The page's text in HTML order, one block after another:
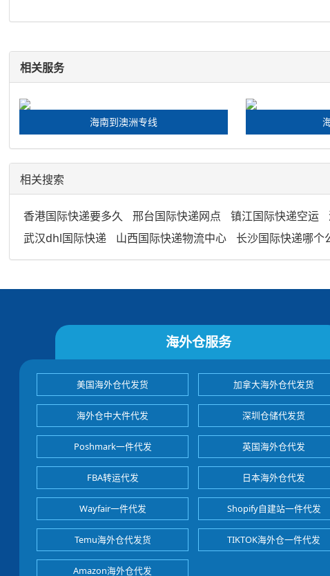
相关服务
海南到澳洲专线
相关搜索
香港国际快递要多久 邢台国际快递网点 镇江国际快递空运
武汉dhl国际快递
山西国际快递物流中心 长沙国际快递哪个
海外仓服务
美国海外仓代发货 加拿大海外仓代发货
海外仓中大件代发 深圳仓储代发货
Poshmark一件代发 英国海外仓代发
FBA转运代发 日本海外仓代发
Wayfair一件代发 Shopify自建站一件代发
Temu海外仓代发货 TIKTOK海外仓一件代发
Amazon海外仓代发